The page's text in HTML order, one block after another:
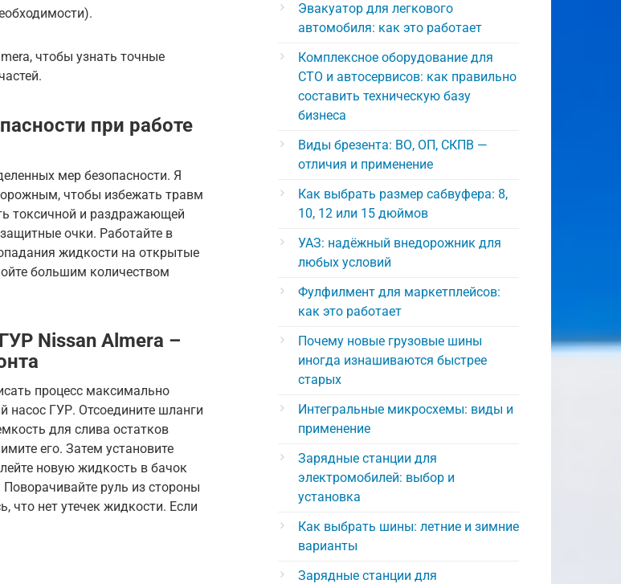
чтобы узнать точные
при работе
мер безопасности. Я
чтобы избежать травм
токсичной и раздражающей
очки. Работайте в
жидкости на открытые
большим количеством
Nissan Almera –
процесс максимально
насос ГУР. Отсоедините шланги
для слива остатков
его. Затем установите
новую жидкость в бачок
Поворачивайте руль из стороны
что нет утечек жидкости. Если
Эвакуатор для легкового
автомобиля: как это работает
Комплексное оборудование для
СТО и автосервисов: как правильно
составить техническую базу
бизнеса
Виды брезента: ВО, ОП, СКПВ —
отличия и применение
Как выбрать размер сабвуфера: 8,
10, 12 или 15 дюймов
УАЗ: надёжный внедорожник для
любых условий
Фулфилмент для маркетплейсов:
как это работает
Почему новые грузовые шины
иногда изнашиваются быстрее
старых
Интегральные микросхемы: виды и
применение
Зарядные станции для
электромобилей: выбор и
установка
Как выбрать шины: летние и зимние
варианты
Зарядные станции для